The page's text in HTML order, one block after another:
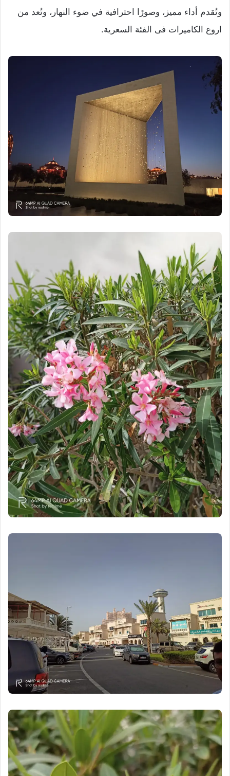
وتُقدم أداء مميز، وصورًا احترافية في ضوء النهار، وتُعد من
اروع الكاميرات فى الفئة السعرية.